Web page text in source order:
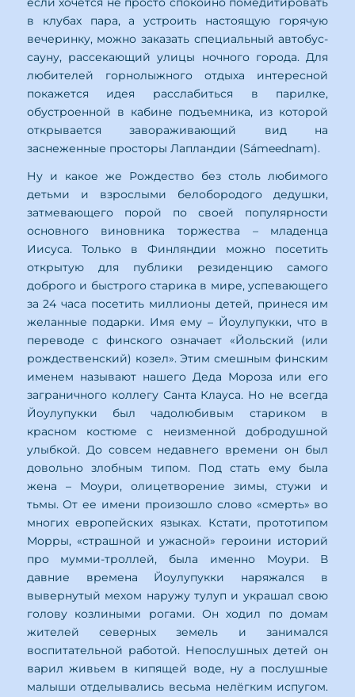
в клубах пара, а устроить настоящую горячую
вечеринку, можно заказать специальный автобус-
сауну, рассекающий улицы ночного города. Для
любителей горнолыжного отдыха интересной
покажется идея расслабиться в парилке,
обустроенной в кабине подъемника, из которой
открывается завораживающий вид на
заснеженные просторы Лапландии (Sámeednam).
Ну и какое же Рождество без столь любимого
детьми и взрослыми белобородого дедушки,
затмевающего порой по своей популярности
основного виновника торжества – младенца
Иисуса. Только в Финляндии можно посетить
открытую для публики резиденцию самого
доброго и быстрого старика в мире, успевающего
за 24 часа посетить миллионы детей, принеся им
желанные подарки. Имя ему – Йоулупукки, что в
переводе с финского означает «Йольский (или
рождественский) козел». Этим смешным финским
именем называют нашего Деда Мороза или его
заграничного коллегу Санта Клауса. Но не всегда
Йоулупукки был чадолюбивым стариком в
красном костюме с неизменной добродушной
улыбкой. До совсем недавнего времени он был
довольно злобным типом. Под стать ему была
жена – Моури, олицетворение зимы, стужи и
тьмы. От ее имени произошло слово «смерть» во
многих европейских языках. Кстати, прототипом
Морры, «страшной и ужасной» героини историй
про мумми-троллей, была именно Моури. В
давние времена Йоулупукки наряжался в
вывернутый мехом наружу тулуп и украшал свою
голову козлиными рогами. Он ходил по домам
жителей северных земель и занимался
воспитательной работой. Непослушных детей он
варил живьем в кипящей воде, ну а послушные
малыши отделывались весьма нелёгким испугом.